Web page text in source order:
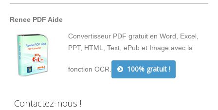
Renee PDF Aide
Convertisseur PDF gratuit en Word, Excel,
PPT, HTML, Text, ePub et Image avec la
fonction OCR. 100% gratuit !
Contactez-nous !